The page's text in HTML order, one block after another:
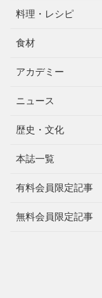
料理・レシピ
食材
アカデミー
ニュース
歴史・文化
本誌一覧
有料会員限定記事
無料会員限定記事